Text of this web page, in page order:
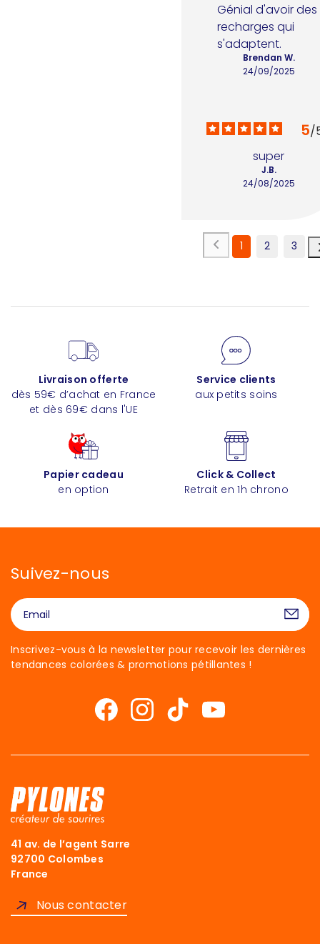
Génial d'avoir des
recharges qui
s'adaptent.
24/09/2025
Brendan W.
5/
super
24/08/2025
J.B.
1 2 3
Livraison offerte
dès 59€ d’achat en France
et dès 69€ dans l'UE
Service clients
aux petits soins
Papier cadeau
en option
Click & Collect
Retrait en 1h chrono
Suivez-nous
Inscrivez-vous à la newsletter pour recevoir les dernières
tendances colorées & promotions pétillantes !
41 av. de l’agent Sarre
92700 Colombes
France
Nous contacter